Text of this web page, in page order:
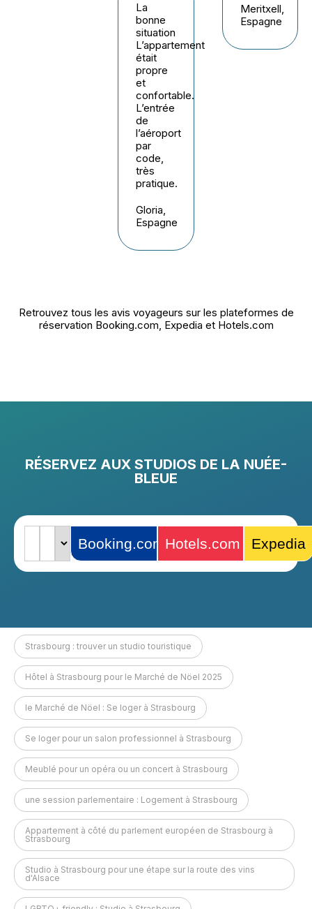
La
bonne
situation
L’appartement
était
propre
et
confortable.
L’entrée
de
l’aéroport
par
code,
très
pratique.
Gloria,
Espagne
Meritxell,
Espagne
Retrouvez tous les avis voyageurs sur les plateformes de
réservation Booking.com, Expedia et Hotels.com
RÉSERVEZ AUX STUDIOS DE LA NUÉE-
BLEUE
Strasbourg : trouver un studio touristique
Hôtel à Strasbourg pour le Marché de Nöel 2025
le Marché de Nöel : Se loger à Strasbourg
Se loger pour un salon professionnel à Strasbourg
Meublé pour un opéra ou un concert à Strasbourg
une session parlementaire : Logement à Strasbourg
Appartement à côté du parlement européen de Strasbourg à
Strasbourg
Studio à Strasbourg pour une étape sur la route des vins
d'Alsace